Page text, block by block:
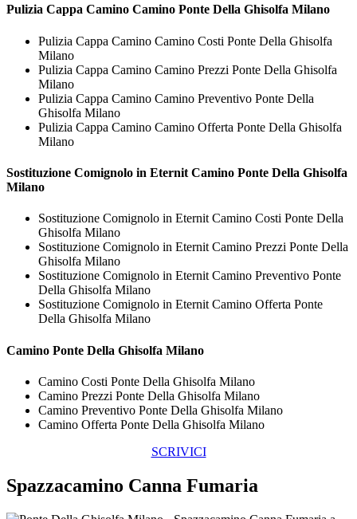
Pulizia Cappa Camino Camino Ponte Della Ghisolfa Milano
Pulizia Cappa Camino Camino Costi Ponte Della Ghisolfa
Milano
Pulizia Cappa Camino Camino Prezzi Ponte Della Ghisolfa
Milano
Pulizia Cappa Camino Camino Preventivo Ponte Della
Ghisolfa Milano
Pulizia Cappa Camino Camino Offerta Ponte Della Ghisolfa
Milano
Sostituzione Comignolo in Eternit Camino Ponte Della Ghisolfa
Milano
Sostituzione Comignolo in Eternit Camino Costi Ponte Della
Ghisolfa Milano
Sostituzione Comignolo in Eternit Camino Prezzi Ponte Della
Ghisolfa Milano
Sostituzione Comignolo in Eternit Camino Preventivo Ponte
Della Ghisolfa Milano
Sostituzione Comignolo in Eternit Camino Offerta Ponte
Della Ghisolfa Milano
Camino Ponte Della Ghisolfa Milano
Camino Costi Ponte Della Ghisolfa Milano
Camino Prezzi Ponte Della Ghisolfa Milano
Camino Preventivo Ponte Della Ghisolfa Milano
Camino Offerta Ponte Della Ghisolfa Milano
SCRIVICI
Spazzacamino Canna Fumaria